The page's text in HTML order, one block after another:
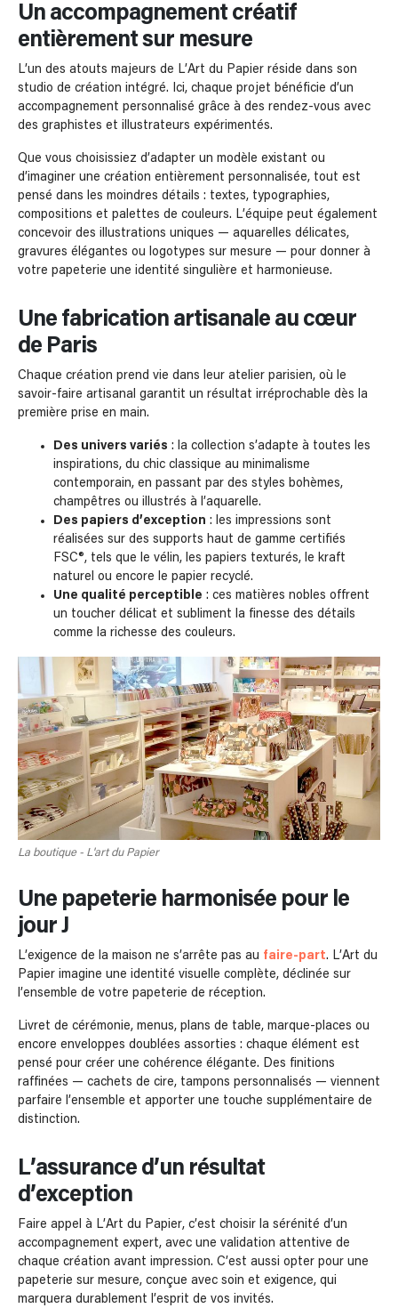
Un accompagnement créatif
entièrement sur mesure
L’un des atouts majeurs de L’Art du Papier réside dans son
studio de création intégré. Ici, chaque projet bénéficie d’un
accompagnement personnalisé grâce à des rendez-vous avec
des graphistes et illustrateurs expérimentés.
Que vous choisissiez d’adapter un modèle existant ou
d’imaginer une création entièrement personnalisée, tout est
pensé dans les moindres détails : textes, typographies,
compositions et palettes de couleurs. L’équipe peut également
concevoir des illustrations uniques — aquarelles délicates,
gravures élégantes ou logotypes sur mesure — pour donner à
votre papeterie une identité singulière et harmonieuse.
Une fabrication artisanale au cœur
de Paris
Chaque création prend vie dans leur atelier parisien, où le
savoir-faire artisanal garantit un résultat irréprochable dès la
première prise en main.
Des univers variés : la collection s’adapte à toutes les
inspirations, du chic classique au minimalisme
contemporain, en passant par des styles bohèmes,
champêtres ou illustrés à l’aquarelle.
Des papiers d’exception : les impressions sont
réalisées sur des supports haut de gamme certifiés
FSC®, tels que le vélin, les papiers texturés, le kraft
naturel ou encore le papier recyclé.
Une qualité perceptible : ces matières nobles offrent
un toucher délicat et subliment la finesse des détails
comme la richesse des couleurs.
La boutique - L'art du Papier
Une papeterie harmonisée pour le
jour J
L’exigence de la maison ne s’arrête pas au faire-part. L’Art du
Papier imagine une identité visuelle complète, déclinée sur
l’ensemble de votre papeterie de réception.
Livret de cérémonie, menus, plans de table, marque-places ou
encore enveloppes doublées assorties : chaque élément est
pensé pour créer une cohérence élégante. Des finitions
raffinées — cachets de cire, tampons personnalisés — viennent
parfaire l’ensemble et apporter une touche supplémentaire de
distinction.
L’assurance d’un résultat
d’exception
Faire appel à L’Art du Papier, c’est choisir la sérénité d’un
accompagnement expert, avec une validation attentive de
chaque création avant impression. C’est aussi opter pour une
papeterie sur mesure, conçue avec soin et exigence, qui
marquera durablement l’esprit de vos invités.